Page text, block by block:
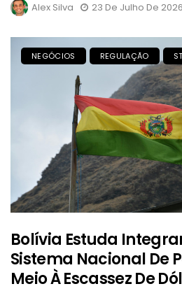
Alex Silva 23 De Julho De 2026
NEGÓCIOS REGULAÇÃO
Bolívia Estuda Integrar
Sistema Nacional De
Meio À Escassez De